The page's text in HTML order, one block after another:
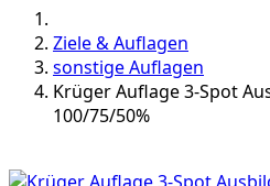
Ziele & Auflagen
sonstige Auflagen
Krüger Auflage 3-Spot
100/75/50%